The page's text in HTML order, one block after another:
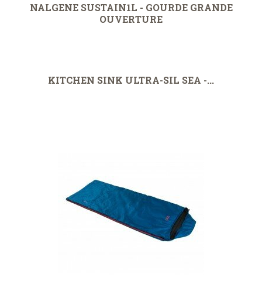
NALGENE SUSTAIN1L - GOURDE GRANDE
OUVERTURE
KITCHEN SINK ULTRA-SIL SEA -...